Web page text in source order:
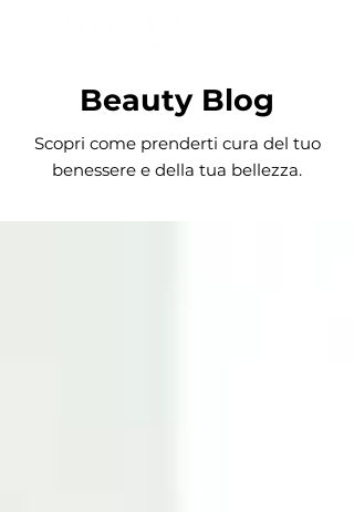
Beauty Blog
Scopri come prenderti cura del tuo
benessere e della tua bellezza.